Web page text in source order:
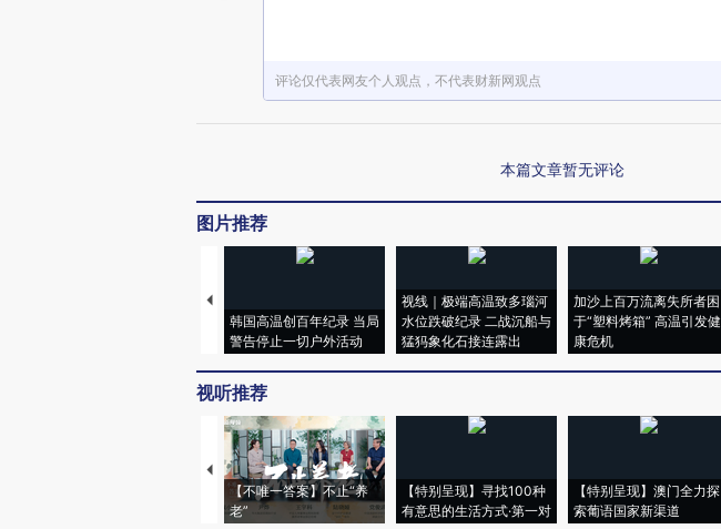
评论仅代表网友个人观点，不代表财新网观点
本篇文章暂无评论
图片推荐
韩国高温创百年纪录 当局
警告停止一切户外活动
视线｜极端高温致多瑙河
水位跌破纪录 二战沉船与
猛犸象化石接连露出
加沙上百万流离失所者困
于“塑料烤箱” 高温引发健
康危机
视听推荐
【不唯一答案】不止“养
老”
【特别呈现】寻找100种
有意思的生活方式·第一对
【特别呈现】澳门全力探
索葡语国家新渠道